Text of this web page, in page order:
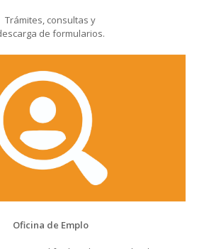
Trámites, consultas y
de formularios.
Oficina de Emplo